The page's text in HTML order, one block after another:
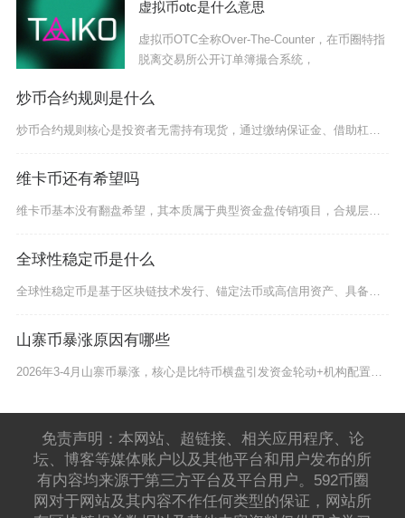
虚拟币otc是什么意思
虚拟币OTC全称Over-The-Counter，在币圈特指
脱离交易所公开订单簿撮合系统，
炒币合约规则是什么
维卡币还有希望吗
维卡币基本没有翻盘希望，其本质属于典型资金盘传销项目，合规层面已被多国定性违规，资金链与市
全球性稳定币是什么
山寨币暴涨原因有哪些
免责声明：本网站、超链接、相关应用程序、论
坛、博客等媒体账户以及其他平台和用户发布的所
有内容均来源于第三方平台及平台用户。592币圈
网对于网站及其内容不作任何类型的保证，网站所